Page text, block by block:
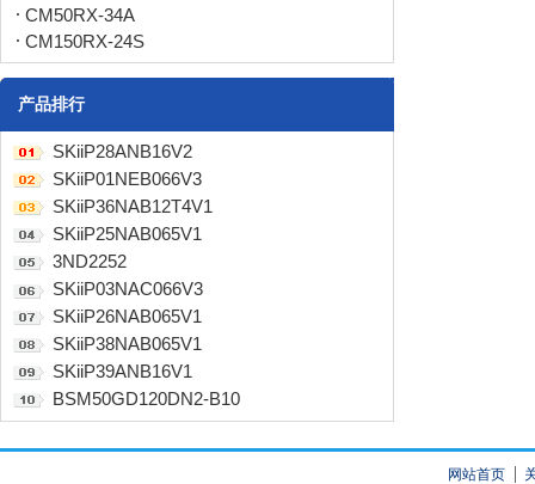
CM50RX-34A
CM150RX-24S
产品排行
SKiiP28ANB16V2
SKiiP01NEB066V3
SKiiP36NAB12T4V1
SKiiP25NAB065V1
3ND2252
SKiiP03NAC066V3
SKiiP26NAB065V1
SKiiP38NAB065V1
SKiiP39ANB16V1
BSM50GD120DN2-B10
网站首页